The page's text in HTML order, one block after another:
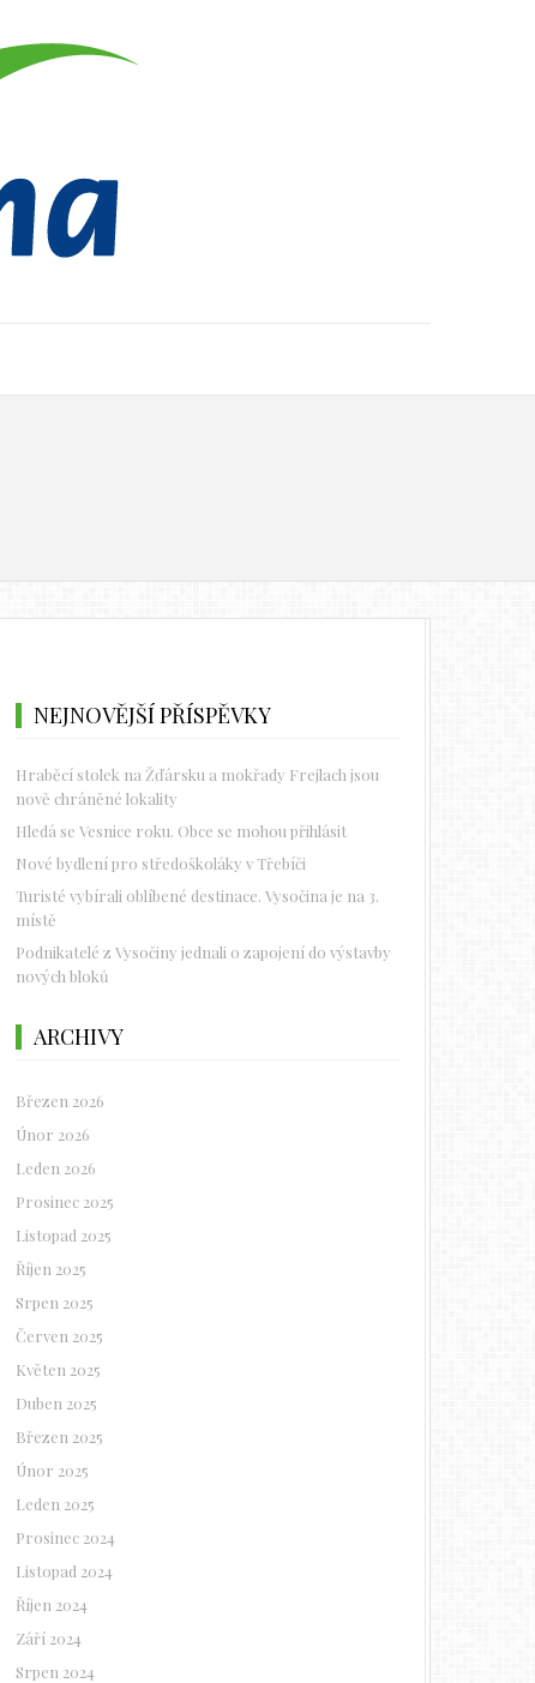
NEJNOVĚJŠÍ PŘÍSPĚVKY
Hraběcí stolek na Žďársku a mokřady Frejlach jsou
nově chráněné lokality
Hledá se Vesnice roku. Obce se mohou přihlásit
Nové bydlení pro středoškoláky v Třebíči
Turisté vybírali oblíbené destinace. Vysočina je na 3.
místě
Podnikatelé z Vysočiny jednali o zapojení do výstavby
nových bloků
ARCHIVY
Březen 2026
Únor 2026
Leden 2026
Prosinec 2025
Listopad 2025
Říjen 2025
Srpen 2025
Červen 2025
Květen 2025
Duben 2025
Březen 2025
Únor 2025
Leden 2025
Prosinec 2024
Listopad 2024
Říjen 2024
Září 2024
Srpen 2024